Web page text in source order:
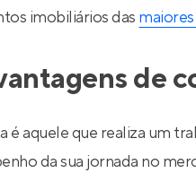
imobiliários das
de
aquele que realiza um
da sua jornada no